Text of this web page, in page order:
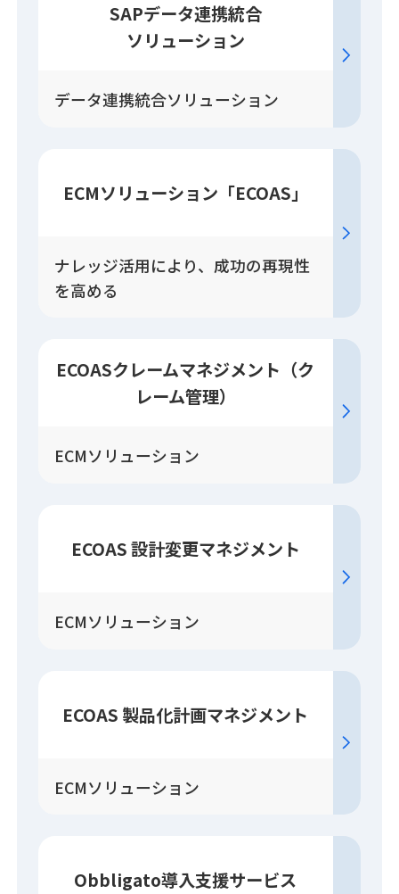
SAPデータ連携統合
ソリューション
データ連携統合ソリューション
ECMソリューション 「ECOAS」
ナレッジ活用により、成功の再現性
を高める
ECOASクレームマネジメント （ク
レーム管理）
ECMソリューション
ECOAS 設計変更マネジメント
ECMソリューション
ECOAS 製品化計画マネジメント
ECMソリューション
Obbligato導入支援サービス